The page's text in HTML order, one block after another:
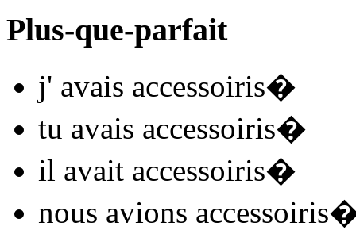
Plus-que-parfait
j' avais accessoiris�
tu avais accessoiris�
il avait accessoiris�
nous avions accessoiris